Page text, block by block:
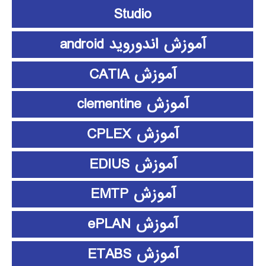
Studio
آموزش اندوروید android
آموزش CATIA
آموزش clementine
آموزش CPLEX
آموزش EDIUS
آموزش EMTP
آموزش ePLAN
آموزش ETABS